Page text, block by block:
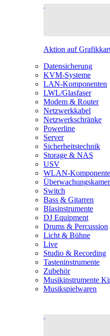
Aktion auf
Datensicherung
KVM-Systeme
LAN-Komponenten
LWL/Glasfaser
Modem & Router
Netzwerkkabel
Netzwerkschränke
Powerline
Server
Sicherheitstechnik
Storage & NAS
USV
WLAN-
Switch
Bass & Gitarren
Blasinstrumente
DJ Equipment
Drums & Percussion
Licht & Bühne
Live
Studio & Recording
Tasteninstrumente
Zubehör
Musikinstrumente
Musikspielwaren